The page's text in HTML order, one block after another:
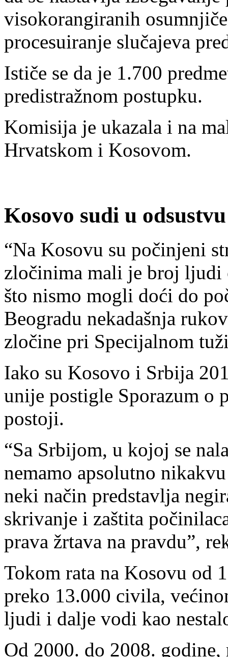
visokorangiranih
procesuiranje slučajeva
Ističe se da je 1.700
predistražnom postupku.
Komisija je ukazala i na
Hrvatskom i Kosovom.
Kosovo sudi u odsustvu
“Na Kosovu su počinjeni
zločinima mali je broj ljudi
što nismo mogli doći do
Beogradu nekadašnja
zločine pri Specijalnom
Iako su Kosovo i Srbija
unije postigle Sporazum o
postoji.
“Sa Srbijom, u kojoj se
nemamo apsolutno
neki način predstavlja
skrivanje i zaštita
prava žrtava na pravdu”,
Tokom rata na Kosovu od
preko 13.000 civila,
ljudi i dalje vodi kao
Od 2000. do 2008.